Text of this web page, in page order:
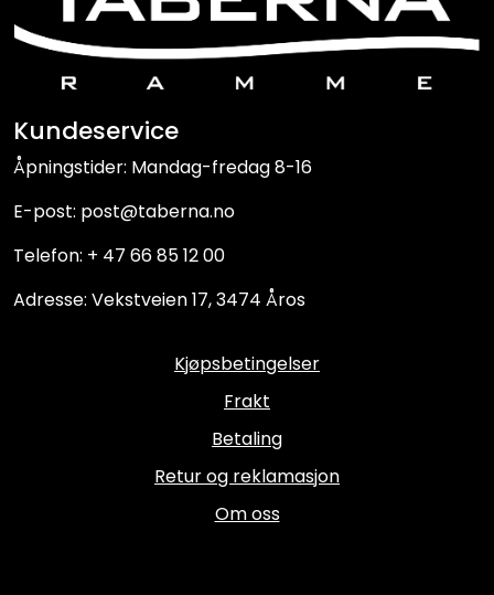
Kundeservice
Åpningstider: Mandag-fredag 8-16
E-post: post@taberna.no
Telefon: + 47 66 85 12 00
Adresse: Vekstveien 17, 3474 Åros
Kjøpsbetingelser
Frakt
Betaling
Retur og reklamasjon
Om oss